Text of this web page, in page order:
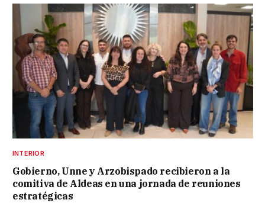
INTERIOR
Gobierno, Unne y Arzobispado recibieron a la
comitiva de Aldeas en una jornada de reuniones
estratégicas